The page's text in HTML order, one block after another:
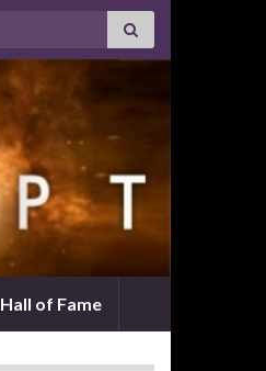
Hall of Fame